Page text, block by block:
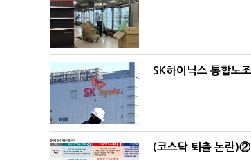
SK하이닉스 통합노
(코스닥 퇴출 논란)②